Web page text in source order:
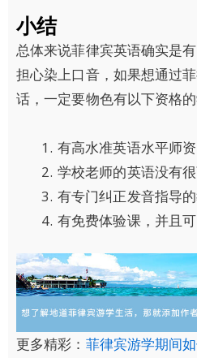
小结
总体来说菲律宾英语确实是
担心染上口音，如果想通过
话，一定要物色有以下资格的
有高水准英语水平师
学校老师的英语没有
有专门纠正发音指导
有免费体验课，并且
更多精彩： 菲律宾游学期间